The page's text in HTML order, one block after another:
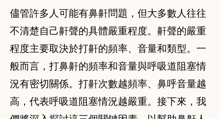
儘管許多人可能有鼻鼾問題，但大多數人往往
不清楚自己鼾聲的具體嚴重程度。鼾聲的嚴重
程度主要取決於打鼾的頻率、音量和類型。一
般而言，打鼻鼾的頻率和音量與呼吸道阻塞情
況有密切關係。打鼾次數越頻率、鼻呼音量越
高，代表呼吸道阻塞情況越嚴重。接下來，我